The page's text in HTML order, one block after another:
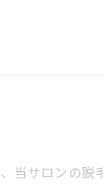
当サロンの